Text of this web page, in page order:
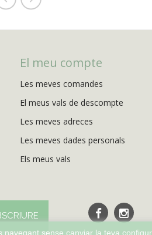
El meu compte
Les meves comandes
El meus vals de descompte
Les meves adreces
Les meves dades personals
Els meus vals
sense canviar la teva